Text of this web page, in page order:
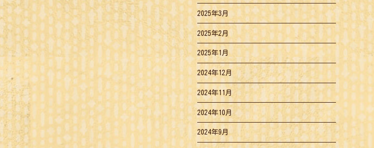
2025年3月
2025年2月
2025年1月
2024年12月
2024年11月
2024年10月
2024年9月